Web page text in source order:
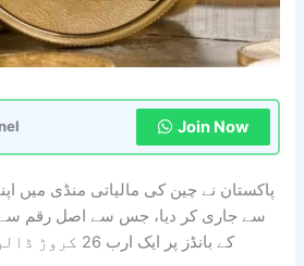
Join Now
پاکستان نے چین کی مالیاتی منڈی میں اپنا
کے بانڈز پر ایک